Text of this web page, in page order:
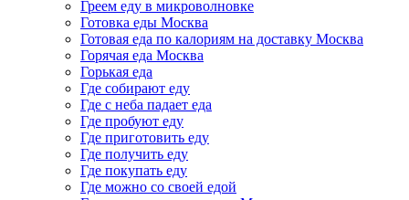
Греем еду в микроволновке
Готовка еды Москва
Готовая еда по калориям на доставку Москва
Горячая еда Москва
Горькая еда
Где собирают еду
Где с неба падает еда
Где пробуют еду
Где приготовить еду
Где получить еду
Где покупать еду
Где можно со своей едой